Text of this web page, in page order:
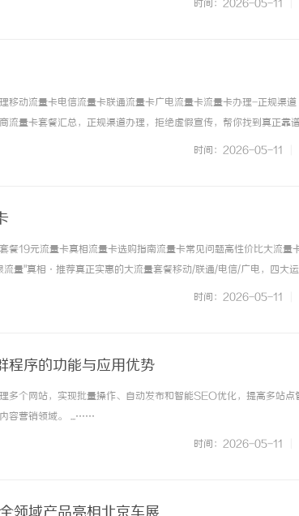
时间：2026-05-11
移动流量卡电信流量卡联通流量卡广电流量卡流量卡办理-正规渠
流量卡套餐汇总，正规渠道办理，拒绝虚假宣传，帮你找到真正靠
大运营商套餐分类浏览，找到适合你的流量卡手机卡办理免费申请·
时间：2026-05-11
餐19元流量卡真相流量卡选购指南流量卡常见问题高性价比大流量
流量"真相·推荐真正实惠的大流量套餐移动/联通/电信/广电，四大
套餐无套路免费邮寄上门重要提示市面上宣传的"19元无限流量卡"均
时间：2026-05-11
程序的功能与应用优势
多个网站，实现批量操作、自动发布和智能SEO优化，提高多站点
容营销领域。 ...……
时间：2026-05-11
机厂家引领行业智能化发展新趋 泰山科技学院：创新
高地